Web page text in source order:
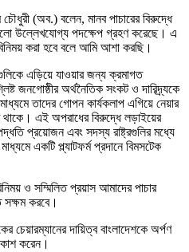
চৌধুরী (অব.) বলেন, মানব পাচারের বিরুদ্ধে
উল্লেখযোগ্য পদক্ষেপ গ্রহণ করেছে। এ
করা হবে বলে আমি আশা করছি।
এড়িয়ে যাওয়ার জন্য ক্রমাগত
জনগোষ্ঠীর অর্থনৈতিক সংকট ও দারিদ্র্যকে
তাদের গোপন কার্যকলাপ এগিয়ে নেয়ার
এই অপরাধের বিরুদ্ধে লড়াইয়ের
প্রয়োজন এবং সদস্য রাষ্ট্রগুলির মধ্যে
একটি প্ল্যাটফর্ম প্রদানে বিমসটেক
ও সম্মিলিত প্রয়াস আমাদের পাচার
করবে।
চেয়ারম্যানের দায়িত্ব বাংলাদেশকে অর্পণ
করেন।